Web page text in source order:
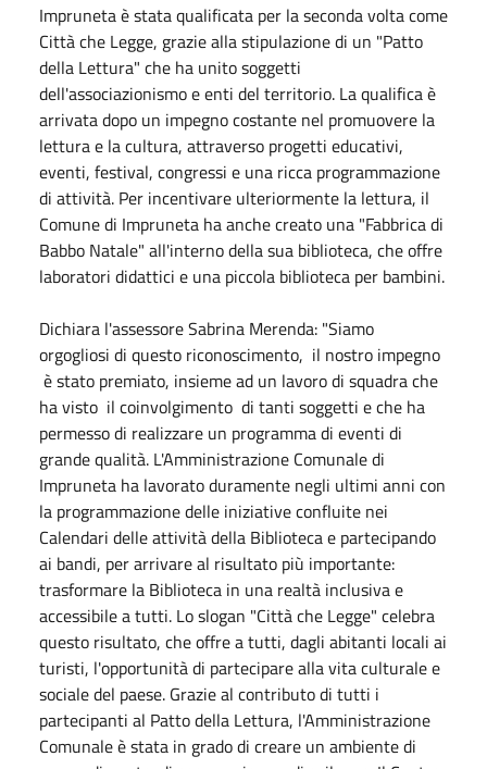
Impruneta è stata qualificata per la seconda volta come
Città che Legge, grazie alla stipulazione di un "Patto
della Lettura" che ha unito soggetti
dell'associazionismo e enti del territorio. La qualifica è
arrivata dopo un impegno costante nel promuovere la
lettura e la cultura, attraverso progetti educativi,
eventi, festival, congressi e una ricca programmazione
di attività. Per incentivare ulteriormente la lettura, il
Comune di Impruneta ha anche creato una "Fabbrica di
Babbo Natale" all'interno della sua biblioteca, che offre
laboratori didattici e una piccola biblioteca per bambini.
Dichiara l'assessore Sabrina Merenda: "Siamo
orgogliosi di questo riconoscimento, il nostro impegno
è stato premiato, insieme ad un lavoro di squadra che
ha visto il coinvolgimento di tanti soggetti e che ha
permesso di realizzare un programma di eventi di
grande qualità. L'Amministrazione Comunale di
Impruneta ha lavorato duramente negli ultimi anni con
la programmazione delle iniziative confluite nei
Calendari delle attività della Biblioteca e partecipando
ai bandi, per arrivare al risultato più importante:
trasformare la Biblioteca in una realtà inclusiva e
accessibile a tutti. Lo slogan "Città che Legge" celebra
questo risultato, che offre a tutti, dagli abitanti locali ai
turisti, l'opportunità di partecipare alla vita culturale e
sociale del paese. Grazie al contributo di tutti i
partecipanti al Patto della Lettura, l'Amministrazione
Comunale è stata in grado di creare un ambiente di